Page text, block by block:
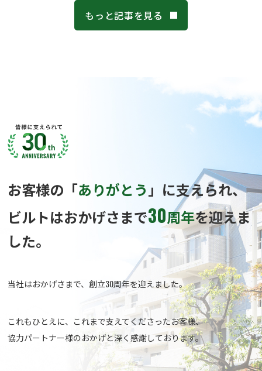
もっと記事を見る
お客様の「ありがとう」に支えられ、
ビルトはおかげさまで30周年を迎えま
した。
当社はおかげさまで、創立30周年を迎えました。
これもひとえに、これまで支えてくださったお客様、
協力パートナー様のおかげと深く感謝しております。